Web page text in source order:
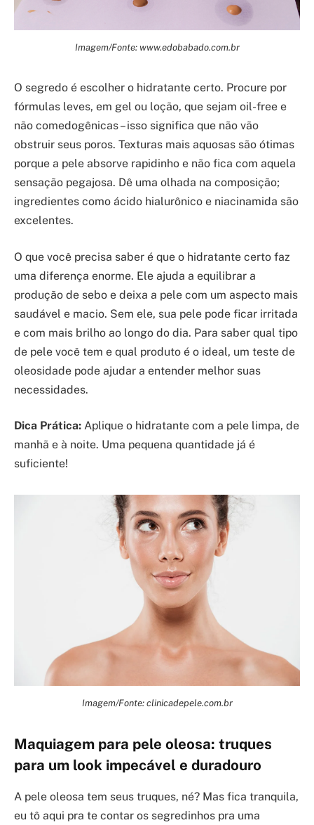
Imagem/Fonte: www.edobabado.com.br
O segredo é escolher o hidratante certo. Procure por
fórmulas leves, em gel ou loção, que sejam oil-free e
não comedogênicas – isso significa que não vão
obstruir seus poros. Texturas mais aquosas são ótimas
porque a pele absorve rapidinho e não fica com aquela
sensação pegajosa. Dê uma olhada na composição;
ingredientes como ácido hialurônico e niacinamida são
excelentes.
O que você precisa saber é que o hidratante certo faz
uma diferença enorme. Ele ajuda a equilibrar a
produção de sebo e deixa a pele com um aspecto mais
saudável e macio. Sem ele, sua pele pode ficar irritada
e com mais brilho ao longo do dia. Para saber qual tipo
de pele você tem e qual produto é o ideal, um teste de
oleosidade pode ajudar a entender melhor suas
necessidades.
Dica Prática: Aplique o hidratante com a pele limpa, de
manhã e à noite. Uma pequena quantidade já é
suficiente!
Imagem/Fonte: clinicadepele.com.br
Maquiagem para pele oleosa: truques
para um look impecável e duradouro
A pele oleosa tem seus truques, né? Mas fica tranquila,
eu tô aqui pra te contar os segredinhos pra uma